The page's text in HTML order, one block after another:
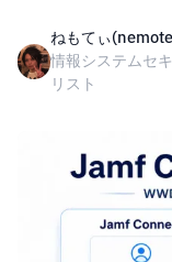
ねもてぃ
情報システムセ
リスト